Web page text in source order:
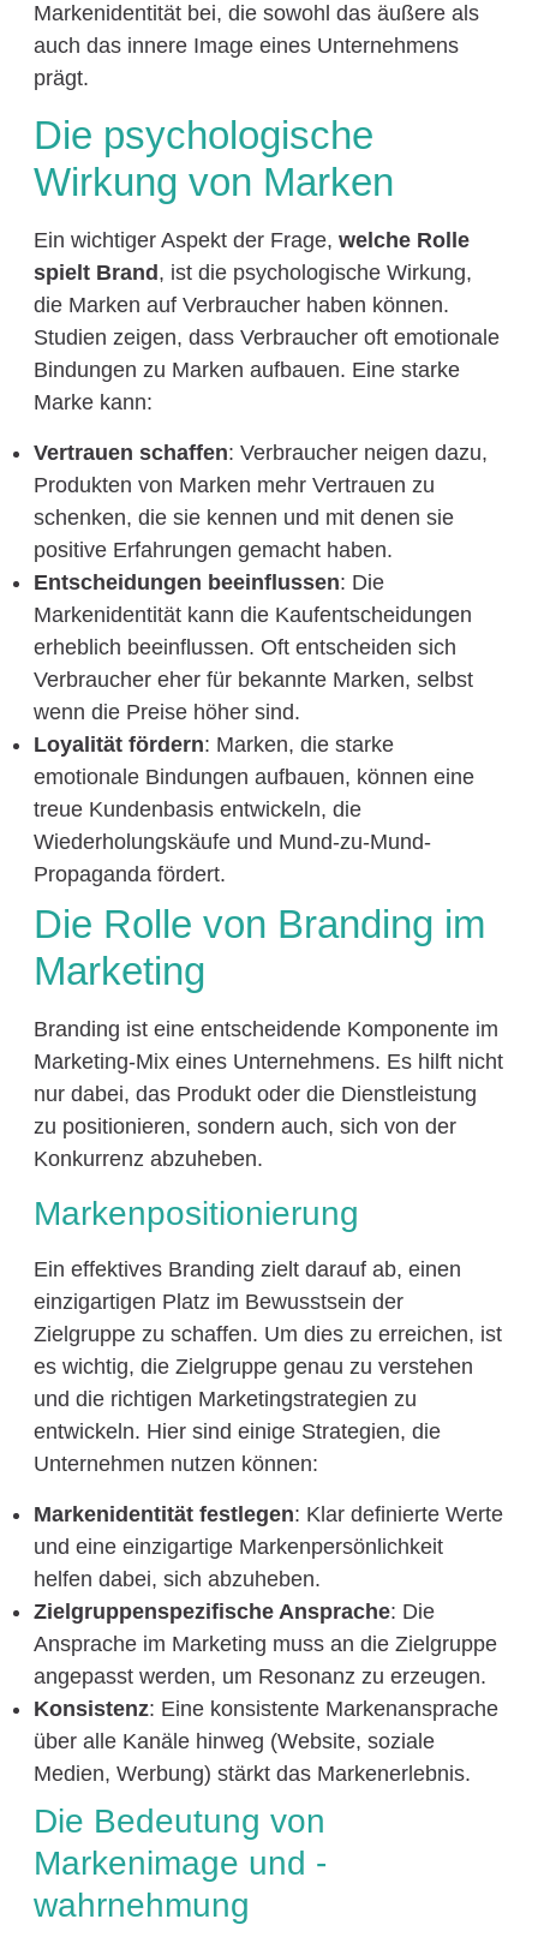
Markenidentität bei, die sowohl das äußere als
auch das innere Image eines Unternehmens
prägt.
Die psychologische
Wirkung von Marken
Ein wichtiger Aspekt der Frage, welche Rolle
spielt Brand , ist die psychologische Wirkung,
die Marken auf Verbraucher haben können.
Studien zeigen, dass Verbraucher oft emotionale
Bindungen zu Marken aufbauen. Eine starke
Marke kann:
Vertrauen schaffen: Verbraucher neigen dazu,
Produkten von Marken mehr Vertrauen zu
schenken, die sie kennen und mit denen sie
positive Erfahrungen gemacht haben.
Entscheidungen beeinflussen: Die
Markenidentität kann die Kaufentscheidungen
erheblich beeinflussen. Oft entscheiden sich
Verbraucher eher für bekannte Marken, selbst
wenn die Preise höher sind.
Loyalität fördern: Marken, die starke
emotionale Bindungen aufbauen, können eine
treue Kundenbasis entwickeln, die
Wiederholungskäufe und Mund-zu-Mund-
Propaganda fördert.
Die Rolle von Branding im
Marketing
Branding ist eine entscheidende Komponente im
Marketing-Mix eines Unternehmens. Es hilft nicht
nur dabei, das Produkt oder die Dienstleistung
zu positionieren, sondern auch, sich von der
Konkurrenz abzuheben.
Markenpositionierung
Ein effektives Branding zielt darauf ab, einen
einzigartigen Platz im Bewusstsein der
Zielgruppe zu schaffen. Um dies zu erreichen, ist
es wichtig, die Zielgruppe genau zu verstehen
und die richtigen Marketingstrategien zu
entwickeln. Hier sind einige Strategien, die
Unternehmen nutzen können:
Markenidentität festlegen: Klar definierte Werte
und eine einzigartige Markenpersönlichkeit
helfen dabei, sich abzuheben.
Zielgruppenspezifische Ansprache: Die
Ansprache im Marketing muss an die Zielgruppe
angepasst werden, um Resonanz zu erzeugen.
Konsistenz: Eine konsistente Markenansprache
über alle Kanäle hinweg (Website, soziale
Medien, Werbung) stärkt das Markenerlebnis.
Die Bedeutung von
Markenimage und -
wahrnehmung